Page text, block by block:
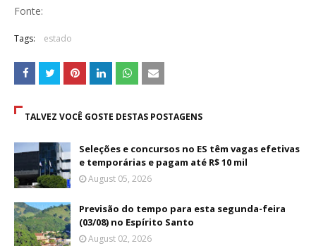
Fonte:
Tags: estado
TALVEZ VOCÊ GOSTE DESTAS POSTAGENS
Seleções e concursos no ES têm vagas efetivas
e temporárias e pagam até R$ 10 mil
August 05, 2026
Previsão do tempo para esta segunda-feira
(03/08) no Espírito Santo
August 02, 2026